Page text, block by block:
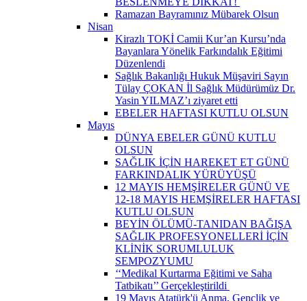
Ramazan Bayramınız Mübarek Olsun
Nisan
Kirazlı TOKİ Camii Kur’an Kursu’nda
Bayanlara Yönelik Farkındalık Eğitimi
Düzenlendi
Sağlık Bakanlığı Hukuk Müşaviri Sayın
Tülay ÇOKAN İl Sağlık Müdürümüz Dr.
Yasin YILMAZ’ı ziyaret etti
EBELER HAFTASI KUTLU OLSUN
Mayıs
DÜNYA EBELER GÜNÜ KUTLU
OLSUN
SAĞLIK İÇİN HAREKET ET GÜNÜ
FARKINDALIK YÜRÜYÜŞÜ
12 MAYIS HEMŞİRELER GÜNÜ VE
12-18 MAYIS HEMŞİRELER HAFTASI
KUTLU OLSUN
BEYİN ÖLÜMÜ-TANIDAN BAĞIŞA
SAĞLIK PROFESYONELLERİ İÇİN
KLİNİK SORUMLULUK
SEMPOZYUMU
‘‘Medikal Kurtarma Eğitimi ve Saha
Tatbikatı’’ Gerçekleştirildi ​
19 Mayıs Atatürk'ü Anma, Gençlik ve